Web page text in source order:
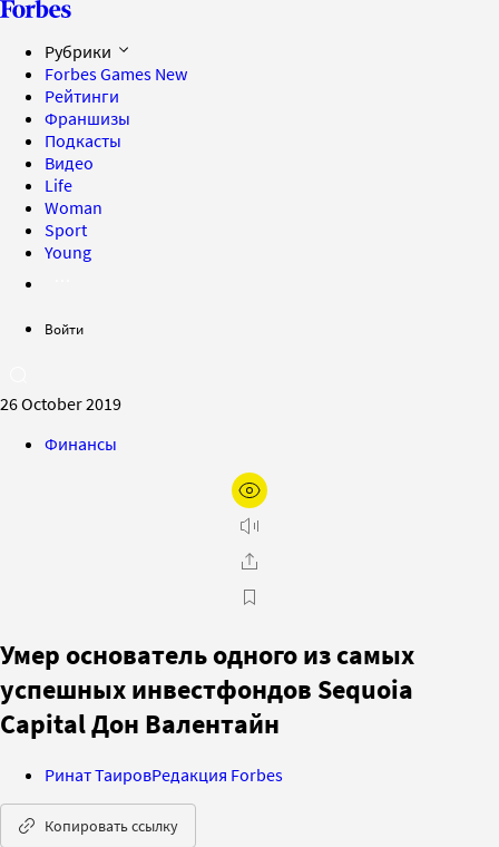
Рубрики
Forbes Games New
Рейтинги
Франшизы
Подкасты
Видео
Life
Woman
Sport
Young
Войти
26 October 2019
Финансы
Умер основатель одного из самых
успешных инвестфондов Sequoia
Capital Дон Валентайн
Ринат ТаировРедакция Forbes
Копировать ссылку